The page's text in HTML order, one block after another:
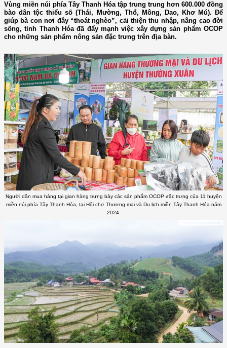
Vùng miền núi phía Tây Thanh Hóa tập trung trung hơn 600.000 đồng
bào dân tộc thiểu số (Thái, Mường, Thổ, Mông, Dao, Khơ Mú). Để
giúp bà con nơi đây “thoát nghèo”, cải thiện thu nhập, nâng cao đời
sống, tỉnh Thanh Hóa đã đẩy mạnh việc xây dựng sản phẩm OCOP
cho những sản phẩm nông sản đặc trưng trên địa bàn.
Người dân mua hàng tại gian hàng trưng bày các sản phẩm OCOP đặc trưng của 11 huyện
miền núi phía Tây Thanh Hóa, tại Hội chợ Thương mại và Du lịch miền Tây Thanh Hóa năm
2024.